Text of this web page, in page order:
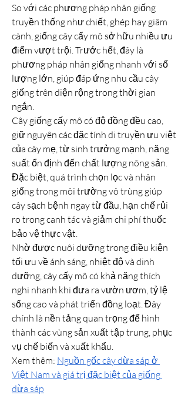
So với các phương pháp nhân giống
truyền thống như chiết, ghép hay giâm
cành, giống cây cấy mô sở hữu nhiều ưu
điểm vượt trội. Trước hết, đây là
phương pháp nhân giống nhanh với số
lượng lớn, giúp đáp ứng nhu cầu cây
giống trên diện rộng trong thời gian
ngắn.
Cây giống cấy mô có độ đồng đều cao,
giữ nguyên các đặc tính di truyền ưu việt
của cây mẹ, từ sinh trưởng mạnh, năng
suất ổn định đến chất lượng nông sản.
Đặc biệt, quá trình chọn lọc và nhân
giống trong môi trường vô trùng giúp
cây sạch bệnh ngay từ đầu, hạn chế rủi
ro trong canh tác và giảm chi phí thuốc
bảo vệ thực vật.
Nhờ được nuôi dưỡng trong điều kiện
tối ưu về ánh sáng, nhiệt độ và dinh
dưỡng, cây cấy mô có khả năng thích
nghi nhanh khi đưa ra vườn ươm, tỷ lệ
sống cao và phát triển đồng loạt. Đây
chính là nền tảng quan trọng để hình
thành các vùng sản xuất tập trung, phục
vụ chế biến và xuất khẩu.
Xem thêm: Nguồn gốc cây dừa sáp ở
Việt Nam và giá trị đặc biệt của giống
dừa sáp